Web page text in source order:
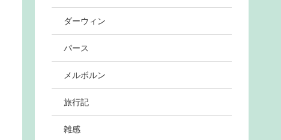
ダーウィン
パース
メルボルン
旅行記
雑感